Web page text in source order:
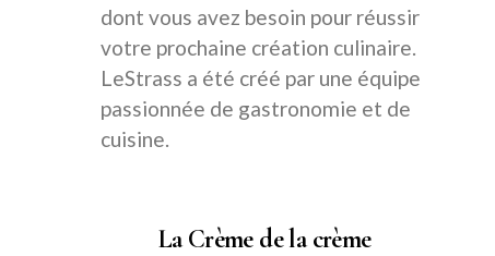
dont vous avez besoin pour réussir
votre prochaine création culinaire.
LeStrass a été créé par une équipe
passionnée de gastronomie et de
cuisine.
La Crème de la crème